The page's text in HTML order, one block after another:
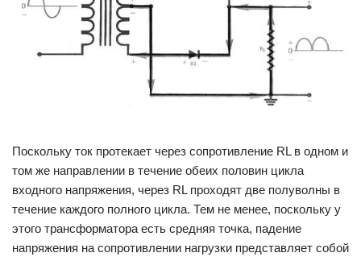
Поскольку ток протекает через сопротивление RL в одном и
том же направлении в течение обеих половин цикла
входного напряжения, через RL проходят две полуволны в
течение каждого полного цикла. Тем не менее, поскольку у
этого трансформатора есть средняя точка, падение
напряжения на сопротивлении нагрузки представляет собой